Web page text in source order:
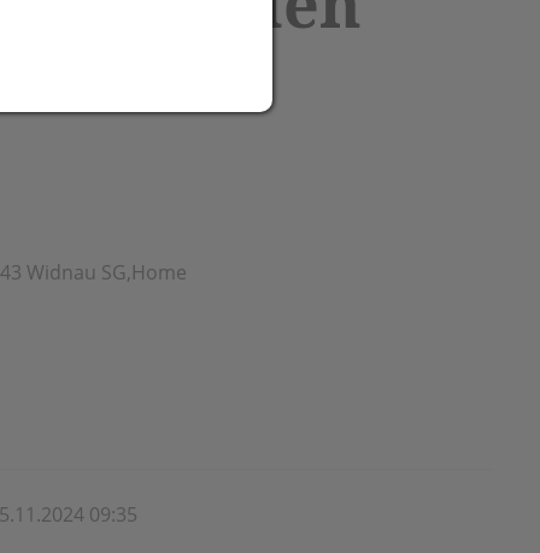
Widnau SG,Home
09:35